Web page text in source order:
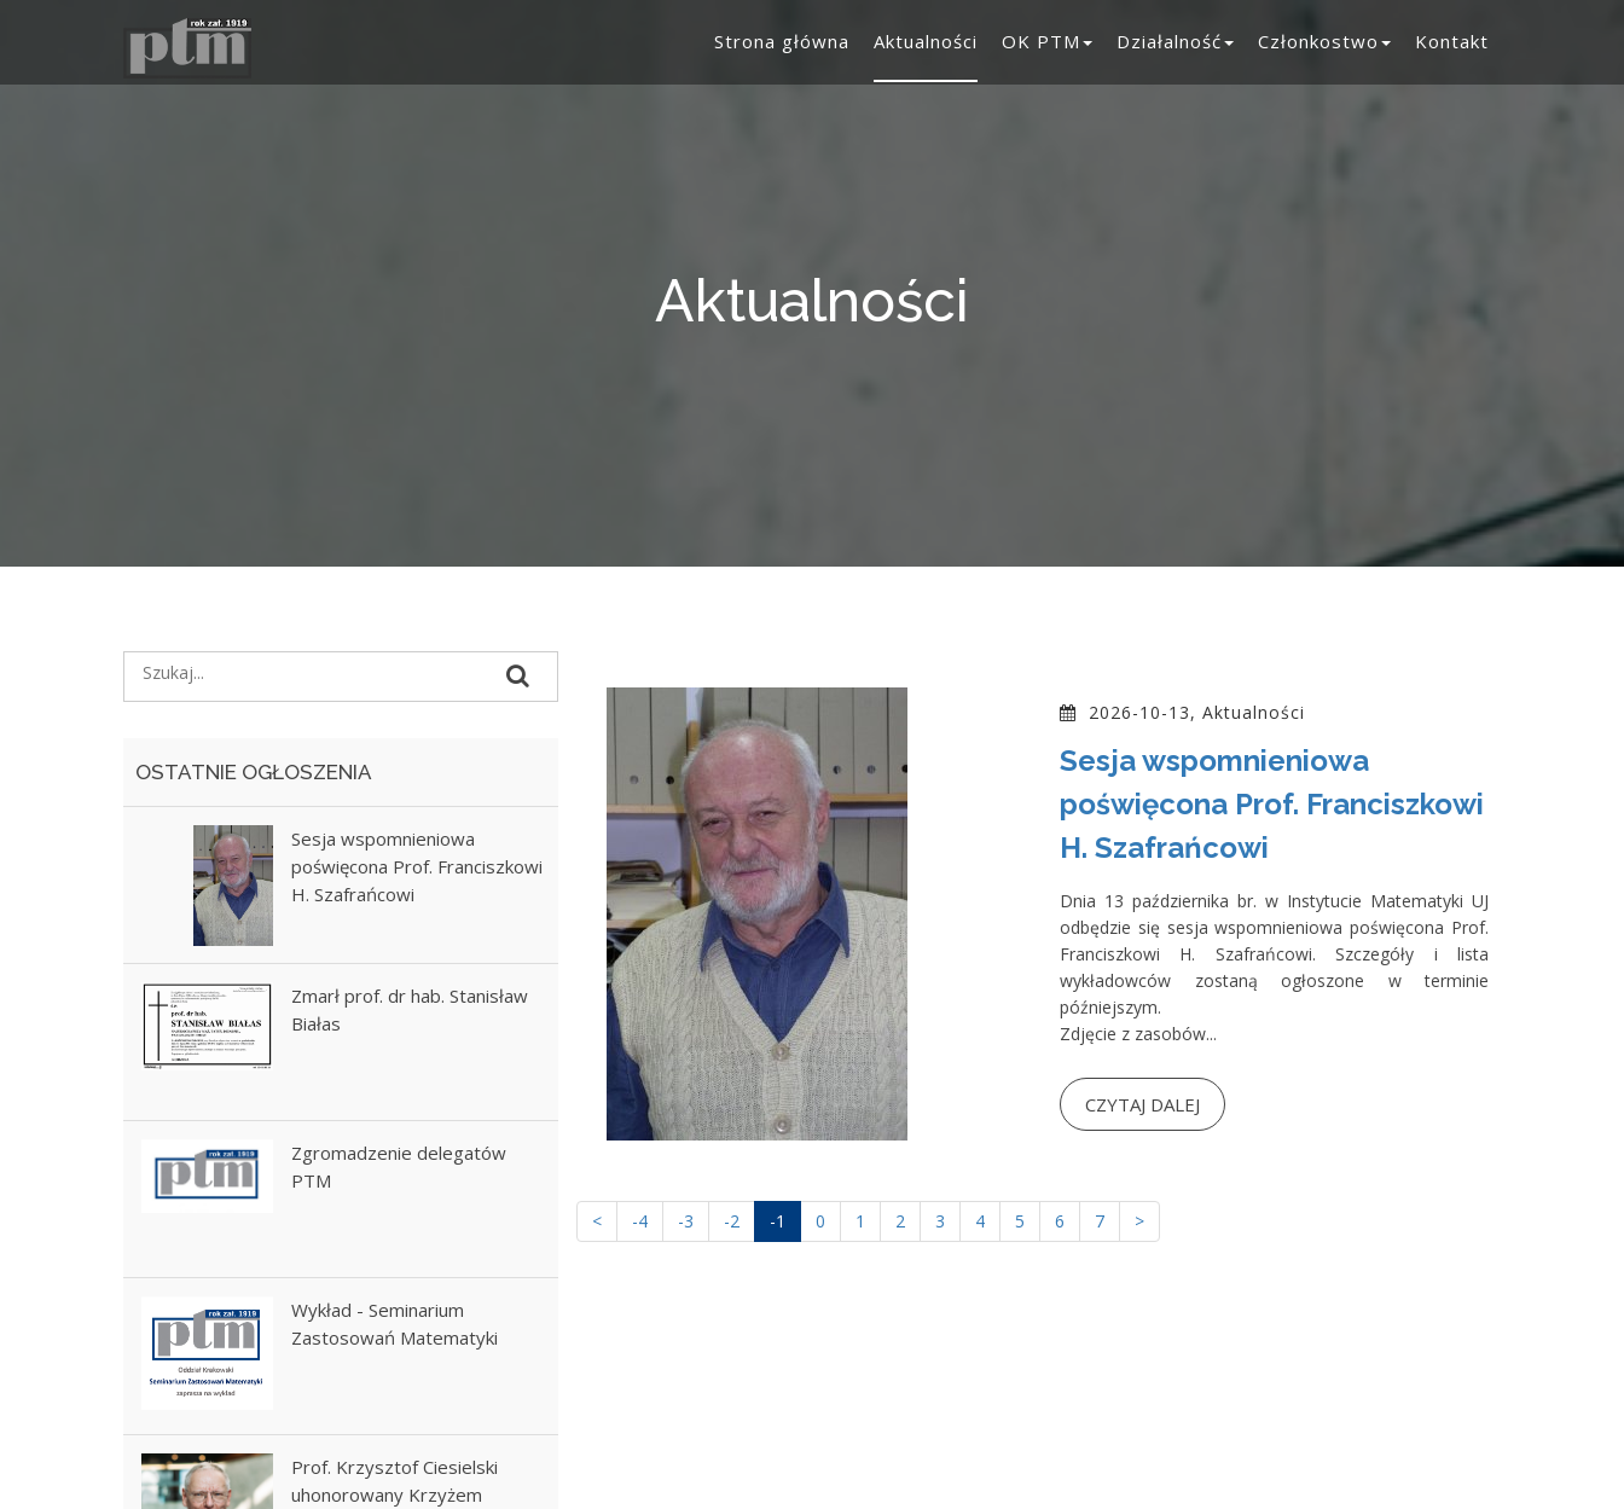
Strona główna Aktualności OK PTM Działalność Członkostwo Kontakt
Aktualności
OSTATNIE OGŁOSZENIA
Sesja wspomnieniowa
poświęcona Prof. Franciszkowi
H. Szafrańcowi
Zmarł prof. dr hab. Stanisław
Białas
Zgromadzenie delegatów
PTM
Wykład - Seminarium
Zastosowań Matematyki
Prof. Krzysztof Ciesielski
uhonorowany Krzyżem
2026-10-13, Aktualności
Sesja wspomnieniowa
poświęcona Prof. Franciszkowi
H. Szafrańcowi
Dnia 13 października br. w Instytucie Matematyki UJ
odbędzie się sesja wspomnieniowa poświęcona Prof.
Franciszkowi H. Szafrańcowi. Szczegóły i lista
wykładowców zostaną ogłoszone w terminie
późniejszym.
Zdjęcie z zasobów...
CZYTAJ DALEJ
< -4 -3 -2 -1 0 1 2 3 4 5 6 7 >